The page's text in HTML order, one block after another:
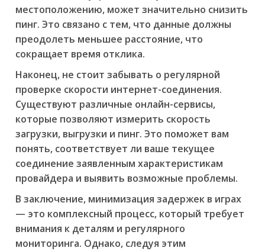
местоположению, может значительно снизить
пинг. Это связано с тем, что данные должны
преодолеть меньшее расстояние, что
сокращает время отклика.
Наконец, не стоит забывать о регулярной
проверке скорости интернет-соединения.
Существуют различные онлайн-сервисы,
которые позволяют измерить скорость
загрузки, выгрузки и пинг. Это поможет вам
понять, соответствует ли ваше текущее
соединение заявленным характеристикам
провайдера и выявить возможные проблемы.
В заключение, минимизация задержек в играх
— это комплексный процесс, который требует
внимания к деталям и регулярного
мониторинга. Однако, следуя этим